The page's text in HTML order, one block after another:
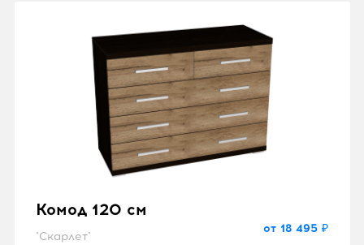
Комод 120 см
"Скарлет"
от 18 495 ₽